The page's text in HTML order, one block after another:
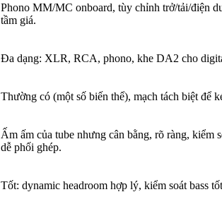
Phono MM/MC onboard, tùy chỉnh trở/tải/điện
tầm giá.
Đa dạng: XLR, RCA, phono, khe DA2 cho
Thường có (một số biến thể), mạch tách biệt để
Ấm ấm của tube nhưng cân bằng, rõ ràng, kiểm
dễ phối ghép.
Tốt: dynamic headroom hợp lý, kiểm soát bass